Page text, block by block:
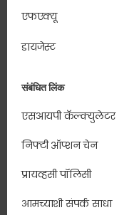
एफएक्यू
डायजेस्ट
संबंधित लिंक
एसआयपी कॅल्क्युलेटर
निफ्टी ऑप्शन चेन
प्रायव्हसी पॉलिसी
आमच्याशी संपर्क साधा